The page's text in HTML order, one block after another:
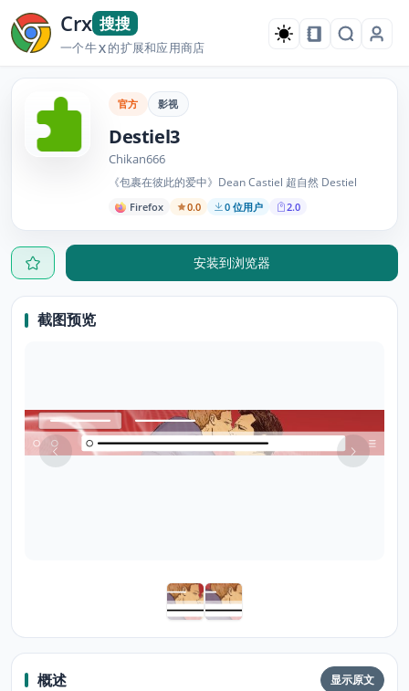
Crx 搜搜
一个牛X的扩展和应用商店
官方 影视
Destiel3
Chikan666
《包裹在彼此的爱中》Dean Castiel 超自然 Destiel
Firefox 0.0 0 位用户 2.0
安装到浏览器
截图预览
概述 显示原文